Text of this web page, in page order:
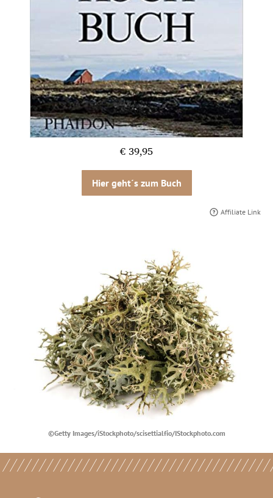
€ 39,95
Hier geht´s zum Buch
Affiliate Link
©Getty Images/iStockphoto/scisettialfio/IStockphoto.com